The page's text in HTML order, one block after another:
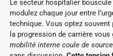
Le secteur hospitalier
modulez chaque jour entre
technique. Vous optez
la progression de carrière
mobilité interne coule de source